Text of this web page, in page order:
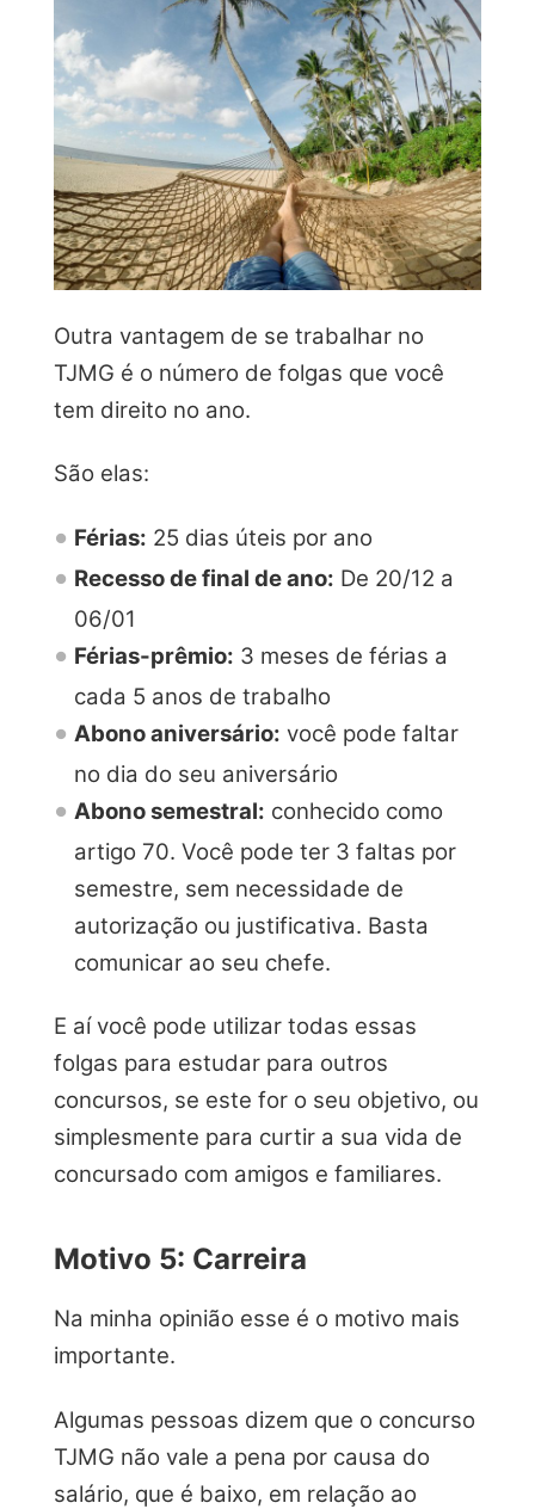
Outra vantagem de se trabalhar no
TJMG é o número de folgas que você
tem direito no ano.
São elas:
Férias: 25 dias úteis por ano
Recesso de final de ano: De 20/12 a
06/01
Férias-prêmio: 3 meses de férias a
cada 5 anos de trabalho
Abono aniversário: você pode faltar
no dia do seu aniversário
Abono semestral: conhecido como
artigo 70. Você pode ter 3 faltas por
semestre, sem necessidade de
autorização ou justificativa. Basta
comunicar ao seu chefe.
E aí você pode utilizar todas essas
folgas para estudar para outros
concursos, se este for o seu objetivo, ou
simplesmente para curtir a sua vida de
concursado com amigos e familiares.
Motivo 5: Carreira
Na minha opinião esse é o motivo mais
importante.
Algumas pessoas dizem que o concurso
TJMG não vale a pena por causa do
salário, que é baixo, em relação ao